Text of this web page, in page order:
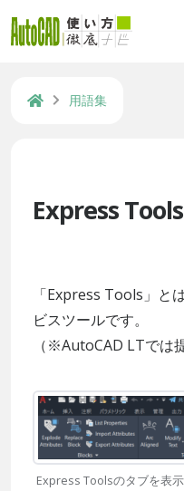
用語集
Express Tools
「Express Tools」と
ビスツールです。
（※AutoCAD LTでは
Express Toolsのタブを表示